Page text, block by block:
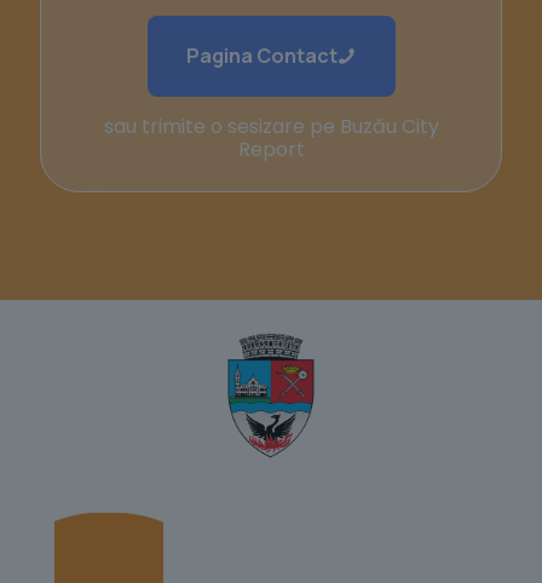
Pagina Contact
sau trimite o sesizare pe Buzău City
Report